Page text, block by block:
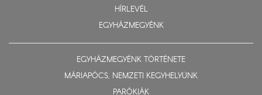
HÍRLEVÉL
EGYHÁZMEGYÉNK
EGYHÁZMEGYÉNK TÖRTÉNETE
MÁRIAPÓCS, NEMZETI KEGYHELYÜNK
PARÓKIÁK